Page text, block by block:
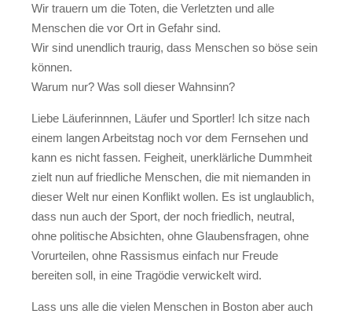
Wir trauern um die Toten, die Verletzten und alle
Menschen die vor Ort in Gefahr sind.
Wir sind unendlich traurig, dass Menschen so böse sein
können.
Warum nur? Was soll dieser Wahnsinn?
Liebe Läuferinnnen, Läufer und Sportler! Ich sitze nach
einem langen Arbeitstag noch vor dem Fernsehen und
kann es nicht fassen. Feigheit, unerklärliche Dummheit
zielt nun auf friedliche Menschen, die mit niemanden in
dieser Welt nur einen Konflikt wollen. Es ist unglaublich,
dass nun auch der Sport, der noch friedlich, neutral,
ohne politische Absichten, ohne Glaubensfragen, ohne
Vorurteilen, ohne Rassismus einfach nur Freude
bereiten soll, in eine Tragödie verwickelt wird.
Lass uns alle die vielen Menschen in Boston aber auch